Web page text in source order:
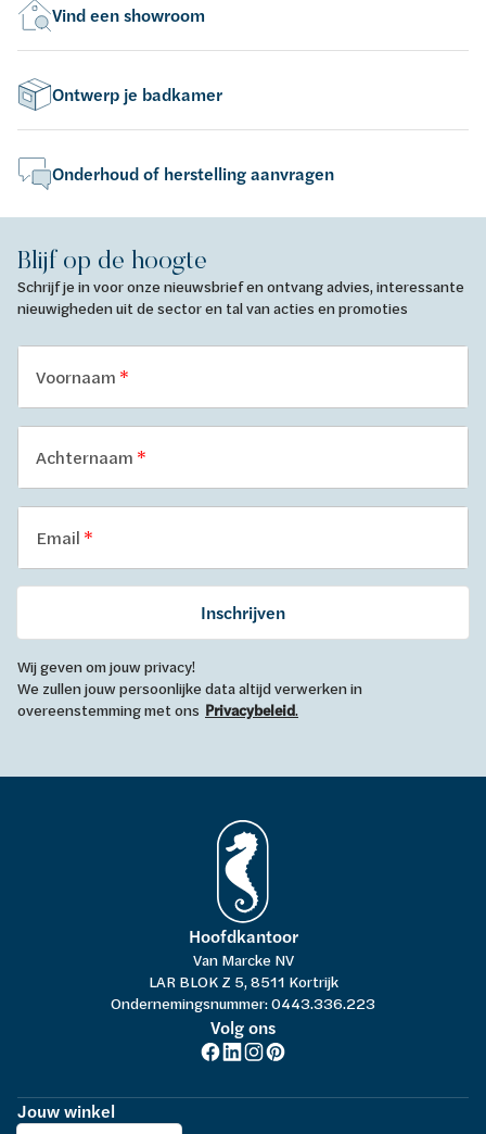
Vind een showroom
Ontwerp je badkamer
Onderhoud of herstelling aanvragen
Blijf op de hoogte
Schrijf je in voor onze nieuwsbrief en ontvang advies, interessante
nieuwigheden uit de sector en tal van acties en promoties
Voornaam
Achternaam
Email
Inschrijven
Wij geven om jouw privacy!
We zullen jouw persoonlijke data altijd verwerken in
overeenstemming met ons Privacybeleid.
Hoofdkantoor
Van Marcke NV
LAR BLOK Z 5, 8511 Kortrijk
Ondernemingsnummer: 0443.336.223
Volg ons
Jouw winkel